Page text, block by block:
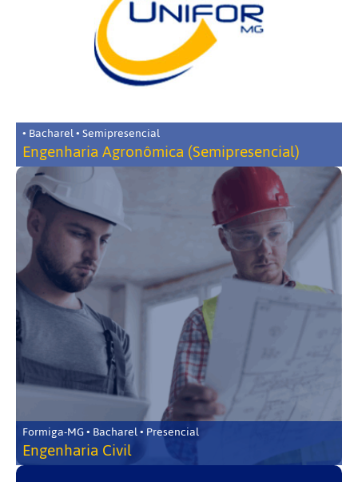
• Bacharel • Semipresencial
Engenharia Agronômica (Semipresencial)
Formiga-MG • Bacharel • Presencial
Engenharia Civil